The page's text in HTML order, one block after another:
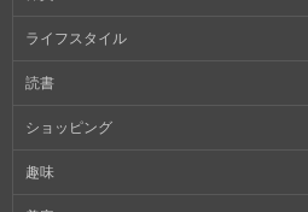
ライフスタイル
読書
ショッピング
趣味